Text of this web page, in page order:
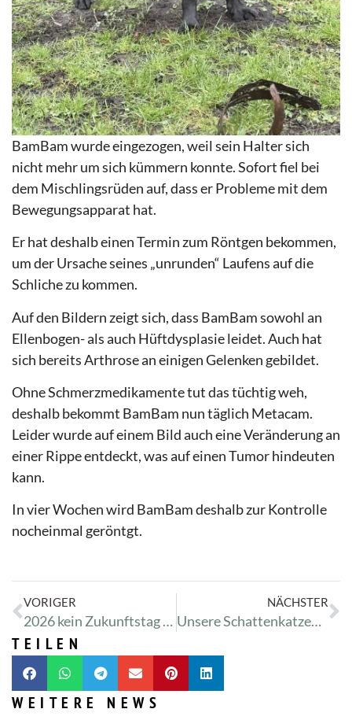
BamBam wurde eingezogen, weil sein Halter sich
nicht mehr um sich kümmern konnte. Sofort fiel bei
dem Mischlingsrüden auf, dass er Probleme mit dem
Bewegungsapparat hat.
Er hat deshalb einen Termin zum Röntgen bekommen,
um der Ursache seines „unrunden“ Laufens auf die
Schliche zu kommen.
Auf den Bildern zeigt sich, dass BamBam sowohl an
Ellenbogen- als auch Hüftdysplasie leidet. Auch hat
sich bereits Arthrose an einigen Gelenken gebildet.
Ohne Schmerzmedikamente tut das tüchtig weh,
deshalb bekommt BamBam nun täglich Metacam.
Leider wurde auf einem Bild auch eine Veränderung an
einer Rippe entdeckt, was auf einen Tumor hindeuten
kann.
In vier Wochen wird BamBam deshalb zur Kontrolle
nocheinmal geröntgt.
VORIGER
2026 kein Zukunftstag 😿
NÄCHSTER
Unsere Schattenkatzen brauchen euch!
TEILEN
WEITERE NEWS